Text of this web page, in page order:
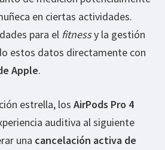
en ciertas actividades.
para el fitnessy la gestión
estos datos directamente con
Apple.
estrella, los AirPods Pro 4
auditiva al siguiente
una cancelación activa de